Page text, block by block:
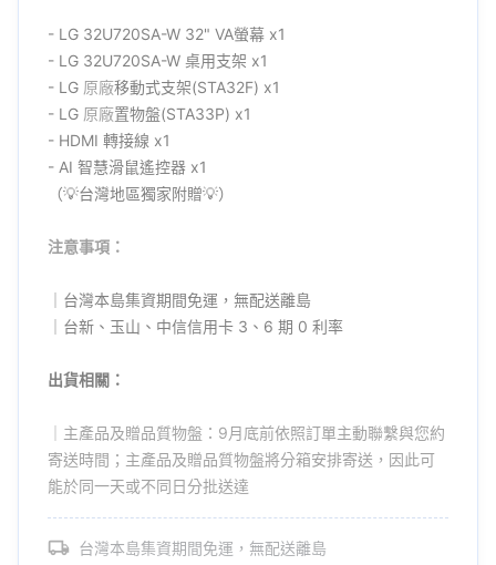
- LG 32U720SA-W 32" VA螢幕 x1
- LG 32U720SA-W 桌用支架 x1
- LG 原廠移動式支架(STA32F) x1
- LG 原廠置物盤(STA33P) x1
- HDMI 轉接線 x1
- AI 智慧滑鼠遙控器 x1
（💡台灣地區獨家附贈💡）
注意事項：
｜台灣本島集資期間免運，無配送離島
｜台新、玉山、中信信用卡 3、6 期 0 利率
出貨相關：
｜主產品及贈品質物盤：9月底前依照訂單主動聯繫與您約
寄送時間；主產品及贈品質物盤將分箱安排寄送，因此可
能於同一天或不同日分批送達
台灣本島集資期間免運，無配送離島